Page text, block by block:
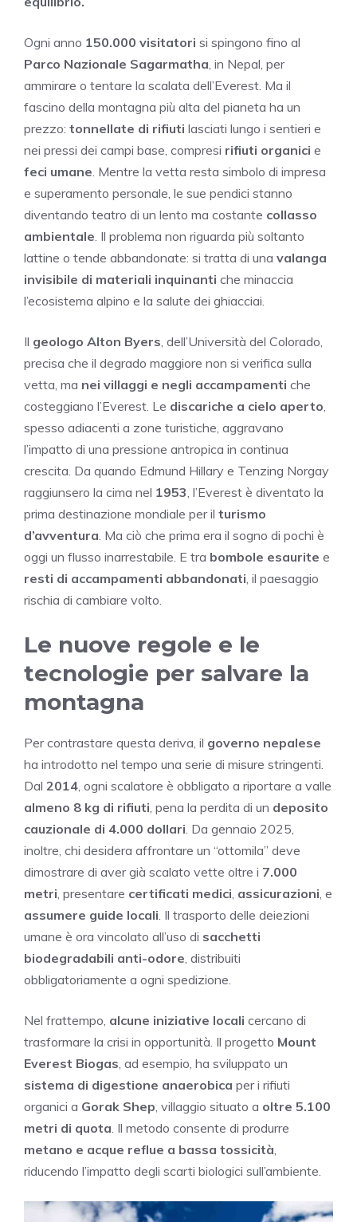
Ogni anno 150.000 visitatori si spingono fino al
Parco Nazionale Sagarmatha, in Nepal, per
ammirare o tentare la scalata dell’Everest. Ma il
fascino della montagna più alta del pianeta ha un
prezzo: tonnellate di rifiuti lasciati lungo i sentieri e
nei pressi dei campi base, compresi rifiuti organici e
feci umane. Mentre la vetta resta simbolo di impresa
e superamento personale, le sue pendici stanno
diventando teatro di un lento ma costante collasso
ambientale. Il problema non riguarda più soltanto
lattine o tende abbandonate: si tratta di una valanga
invisibile di materiali inquinanti che minaccia
l’ecosistema alpino e la salute dei ghiacciai.
Il geologo Alton Byers, dell’Università del Colorado,
precisa che il degrado maggiore non si verifica sulla
vetta, ma nei villaggi e negli accampamenti che
costeggiano l’Everest. Le discariche a cielo aperto,
spesso adiacenti a zone turistiche, aggravano
l’impatto di una pressione antropica in continua
crescita. Da quando Edmund Hillary e Tenzing Norgay
raggiunsero la cima nel 1953, l’Everest è diventato la
prima destinazione mondiale per il turismo
d’avventura. Ma ciò che prima era il sogno di pochi è
oggi un flusso inarrestabile. E tra bombole esaurite e
resti di accampamenti abbandonati, il paesaggio
rischia di cambiare volto.
Le nuove regole e le
tecnologie per salvare la
montagna
Per contrastare questa deriva, il governo nepalese
ha introdotto nel tempo una serie di misure stringenti.
Dal 2014, ogni scalatore è obbligato a riportare a valle
almeno 8 kg di rifiuti, pena la perdita di un deposito
cauzionale di 4.000 dollari. Da gennaio 2025,
inoltre, chi desidera affrontare un “ottomila” deve
dimostrare di aver già scalato vette oltre i 7.000
metri, presentare certificati medici, assicurazioni, e
assumere guide locali. Il trasporto delle deiezioni
umane è ora vincolato all’uso di sacchetti
biodegradabili anti-odore, distribuiti
obbligatoriamente a ogni spedizione.
Nel frattempo, alcune iniziative locali cercano di
trasformare la crisi in opportunità. Il progetto Mount
Everest Biogas, ad esempio, ha sviluppato un
sistema di digestione anaerobica per i rifiuti
organici a Gorak Shep, villaggio situato a oltre 5.100
metri di quota. Il metodo consente di produrre
metano e acque reflue a bassa tossicità,
riducendo l’impatto degli scarti biologici sull’ambiente.